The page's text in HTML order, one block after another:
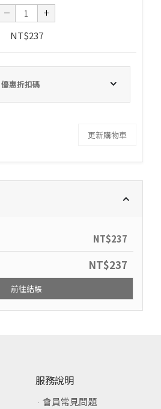
NT$237
優惠折扣碼
更新購物車
NT$237
NT$237
前往結帳
服務說明
會員常見問題